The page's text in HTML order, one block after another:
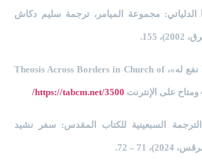
مجموعة الميامر، ترجمة سليم دكاش
155.
كرستينا عزيز، «إلهي لا نفع له»، Theosis Across Borders in Church of
https://tabcm.net/3500/
السبعينية للكتاب المقدس: سفر نشيد
71 – 72.